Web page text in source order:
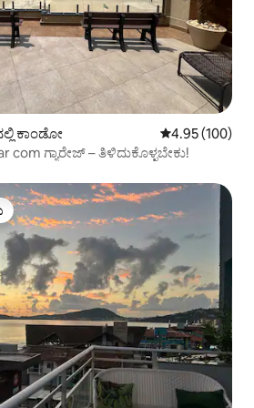
ಕಾಂಡೋ 5 ರಲ್ಲಿ 4.95
4.95 (100)
com ಗ್ಯಾರೇಜ್ – ತಿಳಿದುಕೊಳ್ಳಬೇಕು!